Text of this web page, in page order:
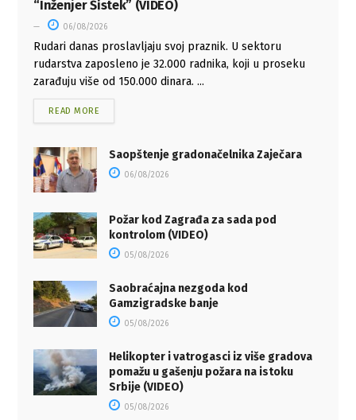
“Inženjer Šistek” (VIDEO)
06/08/2026
Rudari danas proslavljaju svoj praznik. U sektoru
rudarstva zaposleno je 32.000 radnika, koji u proseku
zarađuju više od 150.000 dinara. ...
READ MORE
Saopštenje gradonačelnika Zaječara
06/08/2026
Požar kod Zagrađa za sada pod
kontrolom (VIDEO)
05/08/2026
Saobraćajna nezgoda kod
Gamzigradske banje
05/08/2026
Helikopter i vatrogasci iz više gradova
pomažu u gašenju požara na istoku
Srbije (VIDEO)
05/08/2026